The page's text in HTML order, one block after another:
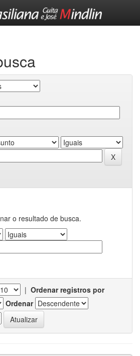
o resultado de busca.
| Ordenar registros por
Ordenar